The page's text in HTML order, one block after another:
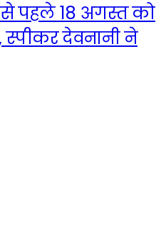
से पहले 18 अगस्त को
स्पीकर देवनानी ने